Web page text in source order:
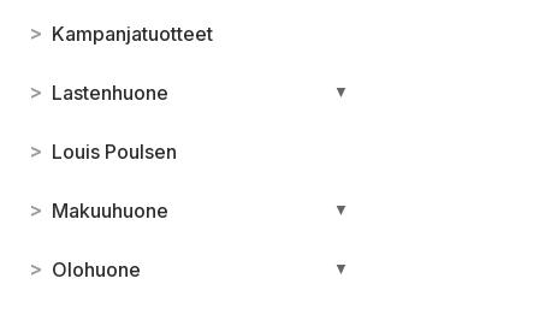
> Kampanjatuotteet
> Lastenhuone ▼
> Louis Poulsen
> Makuuhuone ▼
> Olohuone ▼